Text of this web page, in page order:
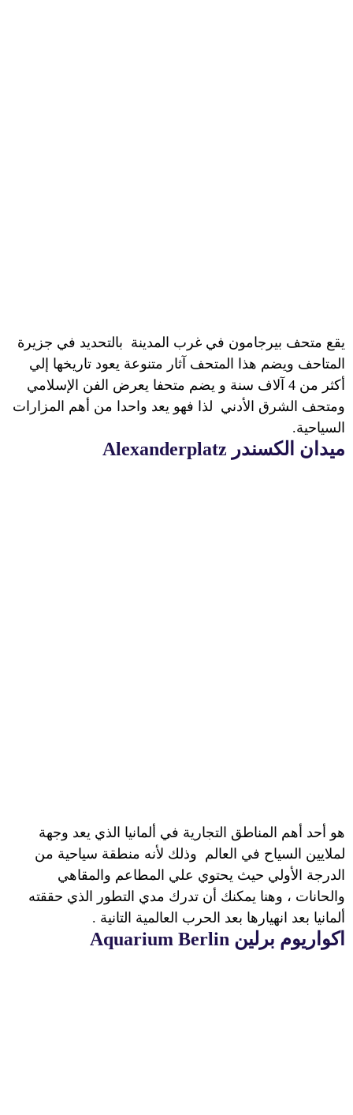
يقع متحف بيرجامون في غرب المدينة بالتحديد في جزيرة
المتاحف ويضم هذا المتحف آثار متنوعة يعود تاريخها إلي
أكثر من 4 آلاف سنة و يضم متحفا يعرض الفن الإسلامي
ومتحف الشرق الأدني لذا فهو يعد واحدا من أهم المزارات
السياحية.
ميدان الكسندر Alexanderplatz
هو أحد أهم المناطق التجارية في ألمانيا الذي يعد وجهة
لملايين السياح في العالم وذلك لأنه منطقة سياحية من
الدرجة الأولي حيث يحتوي علي المطاعم والمقاهي
والحانات ، وهنا يمكنك أن تدرك مدي التطور الذي حققته
ألمانيا بعد انهيارها بعد الحرب العالمية التانية .
اكواريوم برلين Aquarium Berlin